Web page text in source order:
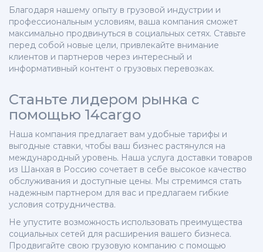
Благодаря нашему опыту в грузовой индустрии и
профессиональным условиям, ваша компания сможет
максимально продвинуться в социальных сетях. Ставьте
перед собой новые цели, привлекайте внимание
клиентов и партнеров через интересный и
информативный контент о грузовых перевозках.
Станьте лидером рынка с
помощью 14cargo
Наша компания предлагает вам удобные тарифы и
выгодные ставки, чтобы ваш бизнес растянулся на
международный уровень. Наша услуга доставки товаров
из Шанхая в Россию сочетает в себе высокое качество
обслуживания и доступные цены. Мы стремимся стать
надежным партнером для вас и предлагаем гибкие
условия сотрудничества.
Не упустите возможность использовать преимущества
социальных сетей для расширения вашего бизнеса.
Продвигайте свою грузовую компанию с помощью